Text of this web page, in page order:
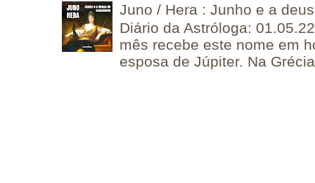
Juno / Hera : Junho e a
Diário da Astróloga:
mês recebe este nome em
esposa de Júpiter. Na